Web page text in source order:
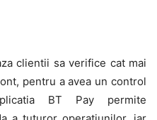
clientii sa verifice cat mai
pentru a avea un control
BT Pay permite